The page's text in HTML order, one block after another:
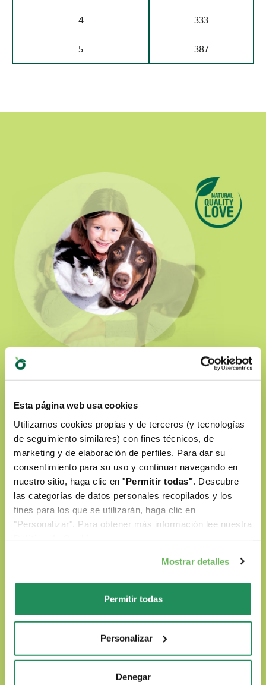
Esta página web usa cookies
Utilizamos cookies propias y de terceros (y tecnologías
de seguimiento similares) con fines técnicos, de
marketing y de elaboración de perfiles. Para dar su
consentimiento para su uso y continuar navegando en
nuestro sitio, haga clic en "Permitir todas" . Descubre
las categorías de datos personales recopilados y los
fines para los que se utilizarán, haga clic en
"Personalizar". Para obtener más información lee nuestra
Mostrar detalles
Permitir todas
Personalizar
Denegar
4 333
5 387
En el mundo Oasy ponemos siempre al centro
el amor por nuestros amigos de cuatro patas.
Nuestros productos son:
Preparados con ingredientes naturales
Sin colorantes artificiales
DESCUBRE NUESTRO WORLD OF LOVE